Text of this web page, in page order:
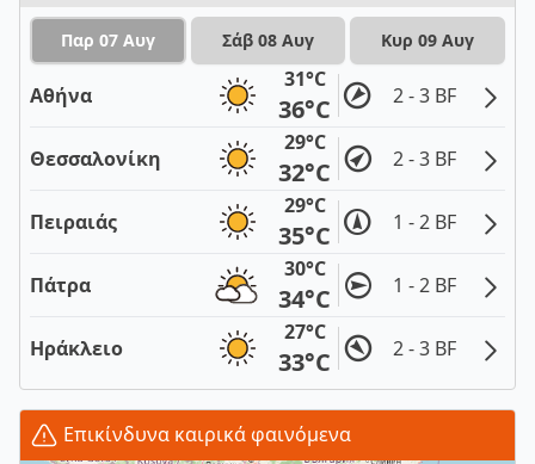
Παρ 07 Αυγ Σάβ 08 Αυγ Κυρ 09 Αυγ
Αθήνα
31°C
36°C 2 - 3 BF
Θεσσαλονίκη
29°C
32°C 2 - 3 BF
Πειραιάς
29°C
35°C 1 - 2 BF
Πάτρα
30°C
34°C 1 - 2 BF
Ηράκλειο
27°C
33°C 2 - 3 BF
Επικίνδυνα καιρικά φαινόμενα